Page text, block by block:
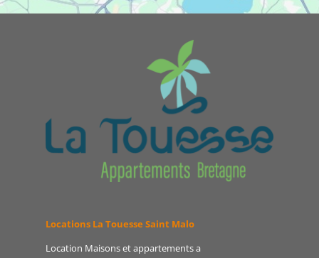
Locations La Touesse Saint Malo
Location Maisons et appartements a